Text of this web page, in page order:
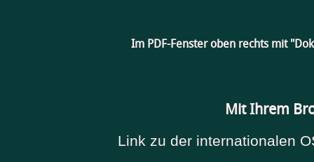
Im PDF-Fenster oben rechts mit
Mit Ihrem
Link zu der internationalen